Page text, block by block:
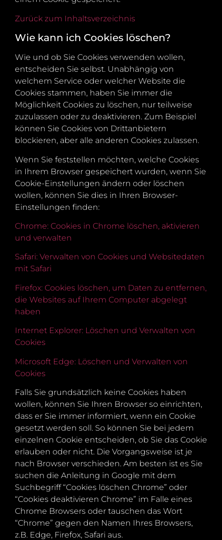
Zurück zum Inhaltsverzeichnis
Wie kann ich Cookies löschen?
Wie und ob Sie Cookies verwenden wollen,
entscheiden Sie selbst. Unabhängig von
welchem Service oder welcher Website die
Cookies stammen, haben Sie immer die
Möglichkeit Cookies zu löschen, nur teilweise
zuzulassen oder zu deaktivieren. Zum Beispiel
können Sie Cookies von Drittanbietern
blockieren, aber alle anderen Cookies zulassen.
Wenn Sie feststellen möchten, welche Cookies
in Ihrem Browser gespeichert wurden, wenn Sie
Cookie-Einstellungen ändern oder löschen
wollen, können Sie dies in Ihren Browser-
Einstellungen finden:
Chrome: Cookies in Chrome löschen, aktivieren
und verwalten
Safari: Verwalten von Cookies und Websitedaten
mit Safari
Firefox: Cookies löschen, um Daten zu entfernen,
die Websites auf Ihrem Computer abgelegt
haben
Internet Explorer: Löschen und Verwalten von
Cookies
Microsoft Edge: Löschen und Verwalten von
Cookies
Falls Sie grundsätzlich keine Cookies haben
wollen, können Sie Ihren Browser so einrichten,
dass er Sie immer informiert, wenn ein Cookie
gesetzt werden soll. So können Sie bei jedem
einzelnen Cookie entscheiden, ob Sie das Cookie
erlauben oder nicht. Die Vorgangsweise ist je
nach Browser verschieden. Am besten ist es Sie
suchen die Anleitung in Google mit dem
Suchbegriff “Cookies löschen Chrome” oder
“Cookies deaktivieren Chrome” im Falle eines
Chrome Browsers oder tauschen das Wort
“Chrome” gegen den Namen Ihres Browsers,
z.B. Edge, Firefox, Safari aus.